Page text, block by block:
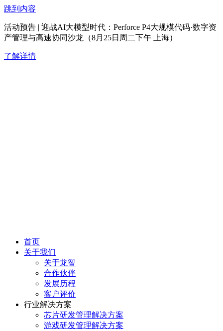
跳到内容
活动预告 | 迎战AI大模型时代：Perforce P4大规模代码·数字资
产管理与高速协同沙龙（8月25日周二下午 上海）
了解详情
首页
关于我们
关于龙智
合作伙伴
发展历程
客户评价
行业解决方案
芯片研发管理解决方案
游戏研发管理解决方案